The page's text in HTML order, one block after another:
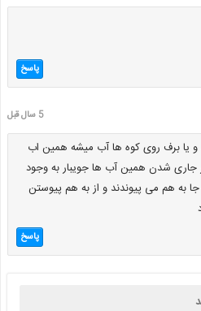
پاسخ
5 سال قبل
و یا برف روی کوه ها آب میشه همین اب
شدن همین آب ها جویبار به وجود
به هم می پیوندند و از به هم پیوستن
پاسخ